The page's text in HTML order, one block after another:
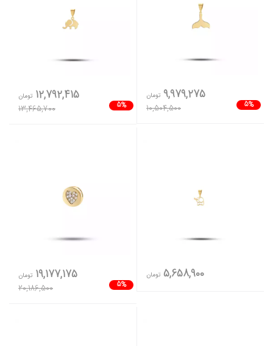
5%
9,979,275 تومان
10,504,500
5%
12,792,415 تومان
13,465,700
5,658,900 تومان
5%
19,177,175 تومان
20,186,500